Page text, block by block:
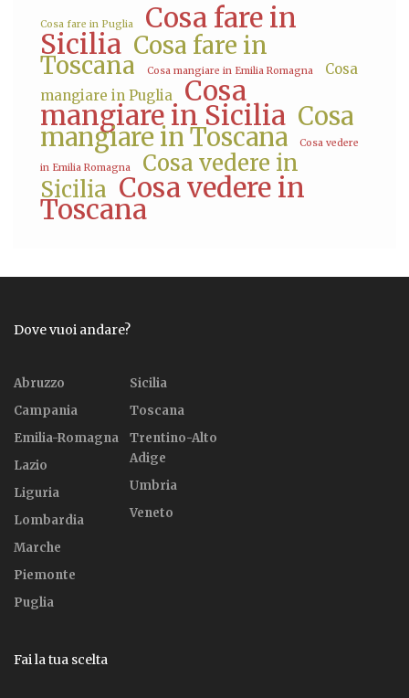
Cosa fare in Puglia Cosa fare in
Sicilia Cosa fare in
Toscana Cosa mangiare in Emilia Romagna
Cosa
mangiare in Puglia
Cosa
mangiare in Sicilia Cosa
mangiare in Toscana Cosa vedere
in Emilia Romagna
Cosa vedere in
Sicilia Cosa vedere in
Toscana
Dove vuoi andare?
Abruzzo
Campania
Emilia-Romagna
Lazio
Liguria
Lombardia
Marche
Piemonte
Puglia
Sicilia
Toscana
Trentino-Alto
Adige
Umbria
Veneto
Fai la tua scelta